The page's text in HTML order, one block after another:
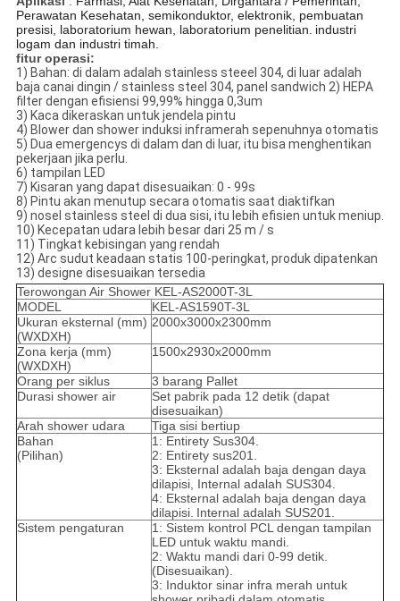
Perawatan Kesehatan, semikonduktor, elektronik, pembuatan
presisi, laboratorium hewan, laboratorium penelitian. industri
logam dan industri timah.
fitur operasi:
1) Bahan: di dalam adalah stainless steeel 304, di luar adalah
baja canai dingin / stainless steel 304, panel sandwich 2) HEPA
filter dengan efisiensi 99,99% hingga 0,3um
3) Kaca dikeraskan untuk jendela pintu
4) Blower dan shower induksi inframerah sepenuhnya otomatis
5) Dua emergencys di dalam dan di luar, itu bisa menghentikan
pekerjaan jika perlu.
6) tampilan LED
7) Kisaran yang dapat disesuaikan: 0 - 99s
8) Pintu akan menutup secara otomatis saat diaktifkan
9) nosel stainless steel di dua sisi, itu lebih efisien untuk meniup.
10) Kecepatan udara lebih besar dari 25 m / s
11) Tingkat kebisingan yang rendah
12) Arc sudut keadaan statis 100-peringkat, produk dipatenkan
13) designe disesuaikan tersedia
Terowongan Air Shower KEL-AS2000T-3L
MODEL
KEL-AS1590T-3L
Ukuran eksternal (mm)
(WXDXH)
2000x3000x2300mm
Zona kerja (mm)
(WXDXH)
1500x2930x2000mm
Orang per siklus
3 barang Pallet
Durasi shower air
Set pabrik pada 12 detik (dapat
disesuaikan)
Arah shower udara
Tiga sisi bertiup
Bahan
(Pilihan)
1: Entirety Sus304.
2: Entirety sus201.
3: Eksternal adalah baja dengan daya
dilapisi, Internal adalah SUS304.
4: Eksternal adalah baja dengan daya
dilapisi. Internal adalah SUS201.
Sistem pengaturan
1: Sistem kontrol PCL dengan tampilan
LED untuk waktu mandi.
2: Waktu mandi dari 0-99 detik.
(Disesuaikan).
3: Induktor sinar infra merah untuk